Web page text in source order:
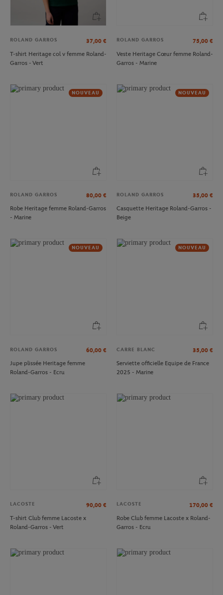
ROLAND GARROS 37,00 €
T-shirt Heritage col v femme Roland-
Garros - Vert
ROLAND GARROS 75,00 €
Veste Heritage Cœur femme Roland-
Garros - Marine
NOUVEAU
ROLAND GARROS 80,00 €
Robe Heritage femme Roland-Garros
- Marine
NOUVEAU
ROLAND GARROS 35,00 €
Casquette Heritage Roland-Garros -
Beige
NOUVEAU
ROLAND GARROS 60,00 €
Jupe plissée Heritage femme
Roland-Garros - Ecru
NOUVEAU
CARRE BLANC 35,00 €
Serviette officielle Equipe de France
2025 - Marine
LACOSTE 90,00 €
T-shirt Club femme Lacoste x
Roland-Garros - Vert
LACOSTE 170,00 €
Robe Club femme Lacoste x Roland-
Garros - Ecru